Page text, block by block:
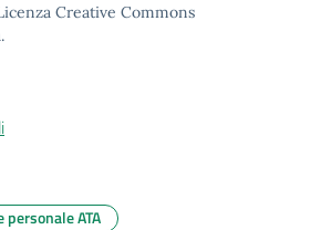
Creative Commons
personale ATA